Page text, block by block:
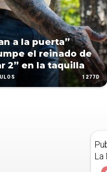
a la puerta”
el reinado de
2” en la taquilla
1277D
La